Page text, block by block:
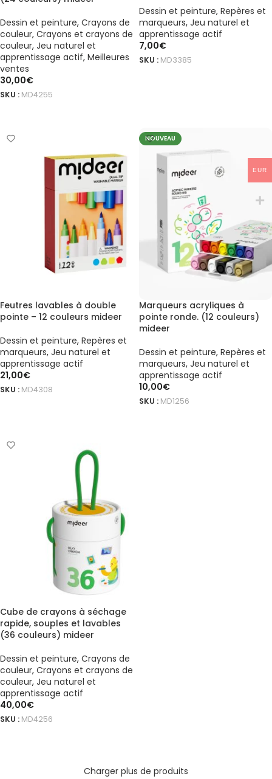
Dessin et peinture, Crayons de
couleur, Crayons et crayons de
couleur, Jeu naturel et
apprentissage actif, Meilleures
ventes
30,00€
SKU : MD4255
Dessin et peinture, Repères et
marqueurs, Jeu naturel et
apprentissage actif
7,00€
SKU : MD3385
Feutres lavables à double
pointe – 12 couleurs mideer
Dessin et peinture, Repères et
marqueurs, Jeu naturel et
apprentissage actif
21,00€
SKU : MD4308
NOUVEAU
Marqueurs acryliques à
pointe ronde. (12 couleurs)
mideer
Dessin et peinture, Repères et
marqueurs, Jeu naturel et
apprentissage actif
10,00€
SKU : MD1256
Cube de crayons à séchage
rapide, souples et lavables
(36 couleurs) mideer
Dessin et peinture, Crayons de
couleur, Crayons et crayons de
couleur, Jeu naturel et
apprentissage actif
40,00€
SKU : MD4256
Charger plus de produits
EUR